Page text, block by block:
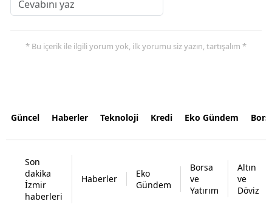
* Bu içerik ile ilgili yorum yok, ilk yorumu siz yazın, tartışalım *
Güncel Haberler Teknoloji Kredi Eko Gündem
Son
dakika
İzmir
haberleri
Haberler
Eko
Gündem
Borsa
ve
Yatırım
Altın
ve
Döviz